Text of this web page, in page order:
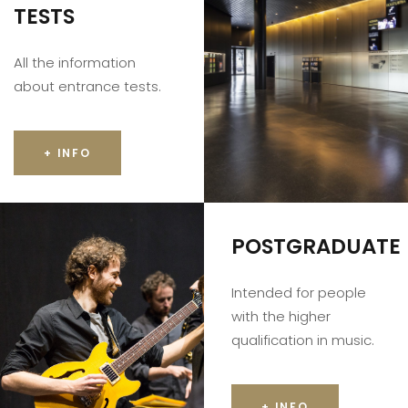
TESTS
All the information
about entrance tests.
+ INFO
POSTGRADUATE
Intended for people
with the higher
qualification in music.